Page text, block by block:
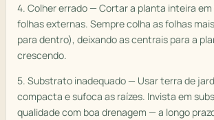
4. Colher errado — Cortar a planta inteira em
folhas externas. Sempre colha as folhas
para dentro), deixando as centrais para a
crescendo.
5. Substrato inadequado — Usar terra de
compacta e sufoca as raízes. Invista em
qualidade com boa drenagem — a longo